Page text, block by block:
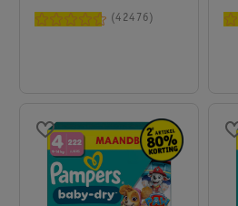
42476